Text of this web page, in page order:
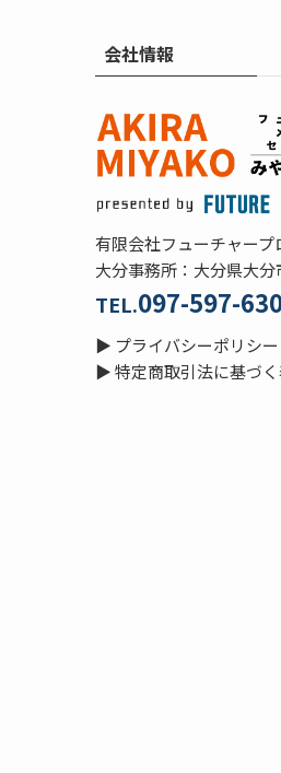
会社情報
有限会社フューチャープ
大分事務所：大分県大
TEL.097-597-
▶ プライバシーポリシー
▶特定商取引法に基づ